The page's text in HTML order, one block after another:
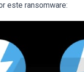
este ransomware: